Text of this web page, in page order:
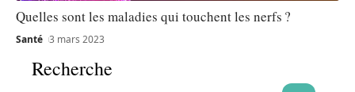
Quelles sont les maladies qui touchent les nerfs ?
Santé 3 mars 2023
Recherche